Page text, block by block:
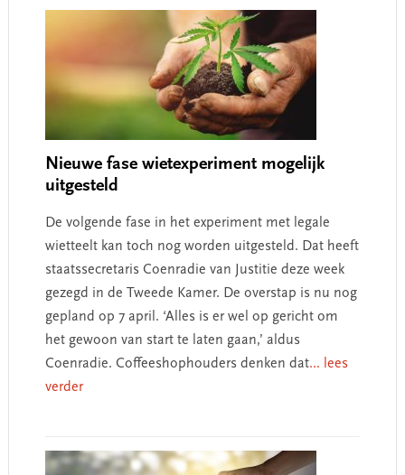
Nieuwe fase wietexperiment mogelijk
uitgesteld
De volgende fase in het experiment met legale
wietteelt kan toch nog worden uitgesteld. Dat heeft
staatssecretaris Coenradie van Justitie deze week
gezegd in de Tweede Kamer. De overstap is nu nog
gepland op 7 april. ‘Alles is er wel op gericht om
het gewoon van start te laten gaan,’ aldus
Coenradie. Coffeeshophouders denken dat... lees
verder